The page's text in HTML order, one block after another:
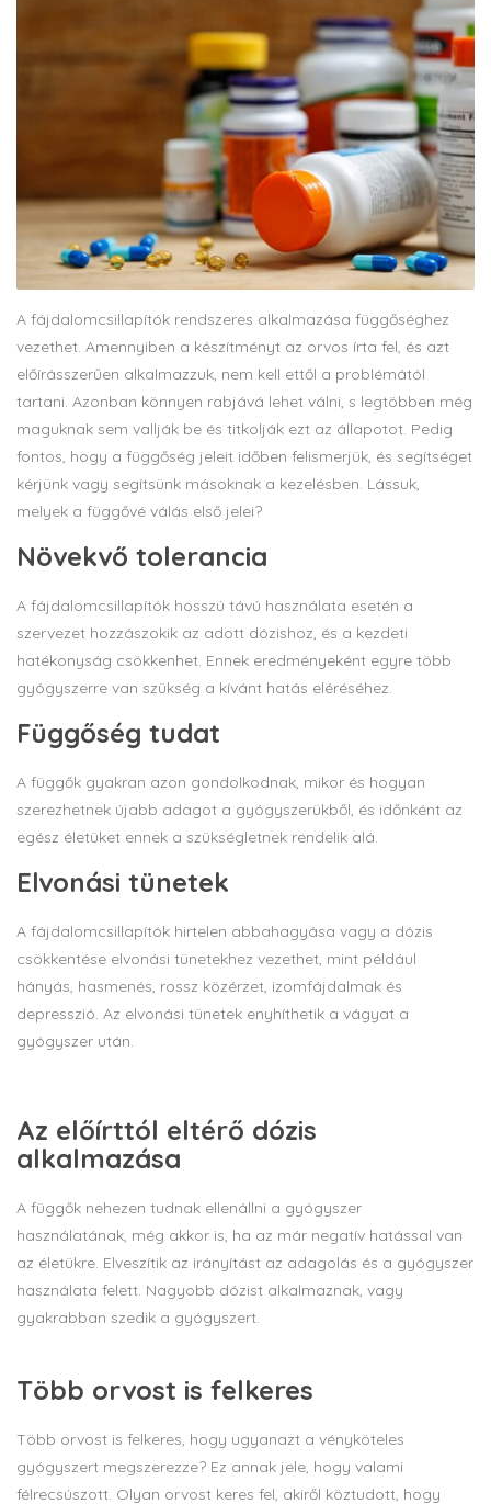
A fájdalomcsillapítók rendszeres alkalmazása függőséghez
vezethet. Amennyiben a készítményt az orvos írta fel, és azt
előírásszerűen alkalmazzuk, nem kell ettől a problémától
tartani. Azonban könnyen rabjává lehet válni, s legtöbben még
maguknak sem vallják be és titkolják ezt az állapotot. Pedig
fontos, hogy a függőség jeleit időben felismerjük, és segítséget
kérjünk vagy segítsünk másoknak a kezelésben. Lássuk,
melyek a függővé válás első jelei?
Növekvő tolerancia
A fájdalomcsillapítók hosszú távú használata esetén a
szervezet hozzászokik az adott dózishoz, és a kezdeti
hatékonyság csökkenhet. Ennek eredményeként egyre több
gyógyszerre van szükség a kívánt hatás eléréséhez.
Függőség tudat
A függők gyakran azon gondolkodnak, mikor és hogyan
szerezhetnek újabb adagot a gyógyszerükből, és időnként az
egész életüket ennek a szükségletnek rendelik alá.
Elvonási tünetek
A fájdalomcsillapítók hirtelen abbahagyása vagy a dózis
csökkentése elvonási tünetekhez vezethet, mint például
hányás, hasmenés, rossz közérzet, izomfájdalmak és
depresszió. Az elvonási tünetek enyhíthetik a vágyat a
gyógyszer után.
Az előírttól eltérő dózis
alkalmazása
A függők nehezen tudnak ellenállni a gyógyszer
használatának, még akkor is, ha az már negatív hatással van
az életükre. Elveszítik az irányítást az adagolás és a gyógyszer
használata felett. Nagyobb dózist alkalmaznak, vagy
gyakrabban szedik a gyógyszert.
Több orvost is felkeres
Több orvost is felkeres, hogy ugyanazt a vényköteles
gyógyszert megszerezze? Ez annak jele, hogy valami
félrecsúszott. Olyan orvost keres fel, akiről köztudott, hogy